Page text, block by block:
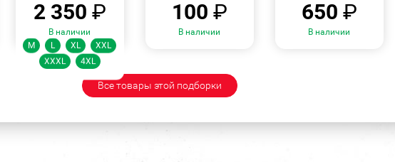
2 350 ₽
В наличии
Размеры:
M
L XL
XXL
XXXL
4XL
100 ₽
В наличии
650 ₽
В наличии
Все товары этой подборки